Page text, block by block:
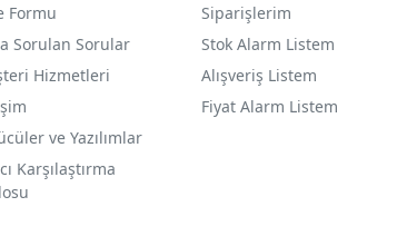
Formu
Sorulan Sorular
Hizmetleri
ve Yazılımlar
Karşılaştırma
Siparişlerim
Stok Alarm Listem
Alışveriş Listem
Fiyat Alarm Listem